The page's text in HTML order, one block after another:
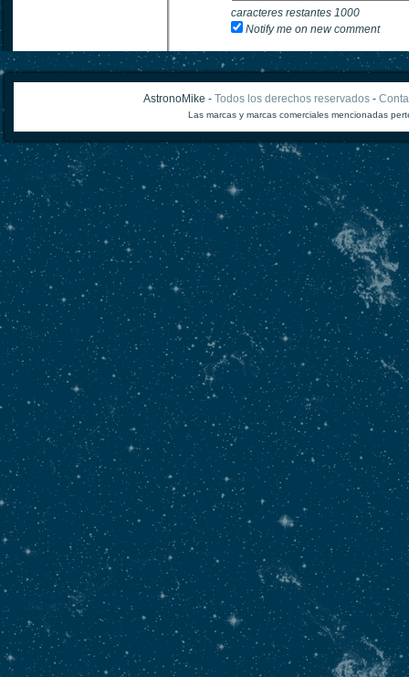
caracteres restantes 1000
Notify me on new comment
AstronoMike - Todos los derechos reservados-
Las marcas y marcas comerciales mencionadas